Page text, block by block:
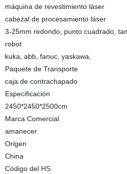
máquina de revestimiento láser
cabezal de procesamiento láser
3-25mm redondo, punto cuadrado,
robot
kuka, abb, fanuc, yaskawa,
Paquete de Transporte
caja de contrachapado
Especificación
2450*2450*2500cm
Marca Comercial
amanecer
Origen
China
Código del HS